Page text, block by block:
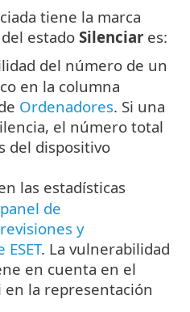
tiene la marca
estado Silenciar es:
del número de un
en la columna
Ordenadores. Si una
el número total
del dispositivo
las estadísticas
panel de
y
. La vulnerabilidad
en cuenta en el
en la representación